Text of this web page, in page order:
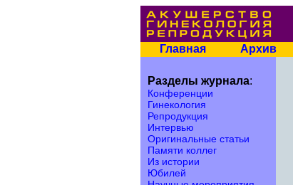
Главная Архив
Разделы журнала:
Конференции
Гинекология
Репродукция
Интервью
Оригинальные статьи
Памяти коллег
Из истории
Юбилей